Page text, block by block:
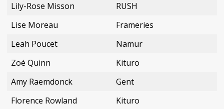
Lily-Rose Misson
RUSH
Lise Moreau
Frameries
Leah Poucet
Namur
Zoé Quinn
Kituro
Amy Raemdonck
Gent
Florence Rowland
Kituro